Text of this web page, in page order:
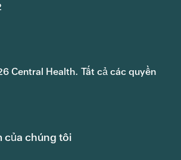
Central Health. Tất cả các quyền
của chúng tôi